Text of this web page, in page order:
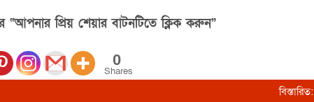
“আপনার প্রিয় শেয়ার বাটনটিতে ক্লিক করুন”
0
Shares
বিস্তারিত: